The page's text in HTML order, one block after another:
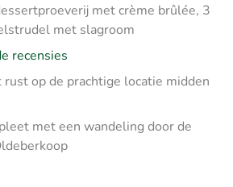
met crème brûlée, 3
met slagroom
recensies
op de prachtige locatie midden
met een wandeling door de